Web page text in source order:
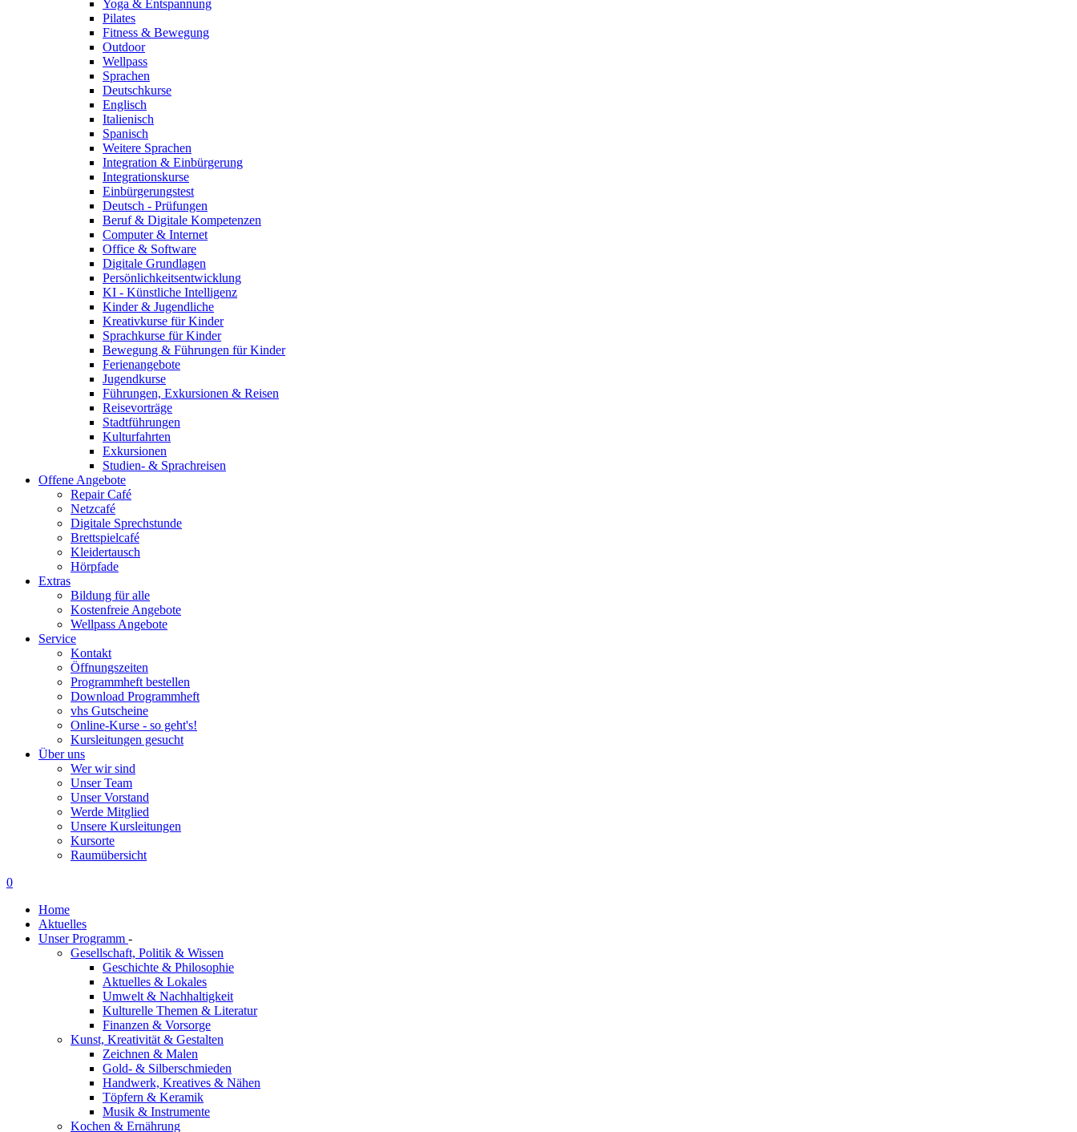
Yoga & Entspannung
Pilates
Fitness & Bewegung
Outdoor
Wellpass
Sprachen
Deutschkurse
Englisch
Italienisch
Spanisch
Weitere Sprachen
Integration & Einbürgerung
Integrationskurse
Einbürgerungstest
Deutsch - Prüfungen
Beruf & Digitale Kompetenzen
Computer & Internet
Office & Software
Digitale Grundlagen
Persönlichkeitsentwicklung
KI - Künstliche Intelligenz
Kinder & Jugendliche
Kreativkurse für Kinder
Sprachkurse für Kinder
Bewegung & Führungen für Kinder
Ferienangebote
Jugendkurse
Führungen, Exkursionen & Reisen
Reisevorträge
Stadtführungen
Kulturfahrten
Exkursionen
Studien- & Sprachreisen
Offene Angebote
Repair Café
Netzcafé
Digitale Sprechstunde
Brettspielcafé
Kleidertausch
Hörpfade
Extras
Bildung für alle
Kostenfreie Angebote
Wellpass Angebote
Service
Kontakt
Öffnungszeiten
Programmheft bestellen
Download Programmheft
vhs Gutscheine
Online-Kurse - so geht's!
Kursleitungen gesucht
Über uns
Wer wir sind
Unser Team
Unser Vorstand
Werde Mitglied
Unsere Kursleitungen
Kursorte
Raumübersicht
0
Home
Aktuelles
Unser Programm -
Gesellschaft, Politik & Wissen
Geschichte & Philosophie
Aktuelles & Lokales
Umwelt & Nachhaltigkeit
Kulturelle Themen & Literatur
Finanzen & Vorsorge
Kunst, Kreativität & Gestalten
Zeichnen & Malen
Gold- & Silberschmieden
Handwerk, Kreatives & Nähen
Töpfern & Keramik
Musik & Instrumente
Kochen & Ernährung